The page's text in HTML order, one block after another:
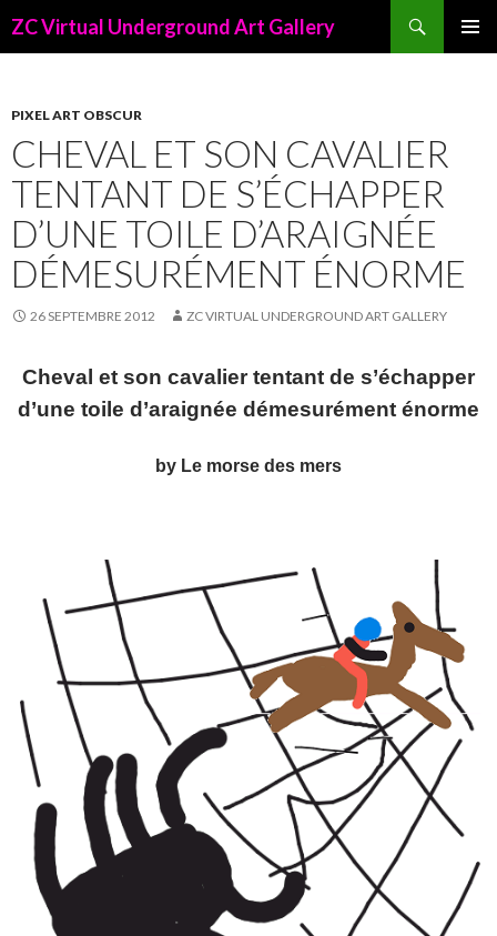
ZC Virtual Underground Art Gallery
PRINCIPAL
PIXEL ART OBSCUR
CHEVAL ET SON CAVALIER
TENTANT DE S’ÉCHAPPER
D’UNE TOILE D’ARAIGNÉE
DÉMESURÉMENT ÉNORME
26 SEPTEMBRE 2012 ZC VIRTUAL UNDERGROUND ART GALLERY
Cheval et son cavalier tentant de s’échapper
d’une toile d’araignée démesurément énorme
by Le morse des mers